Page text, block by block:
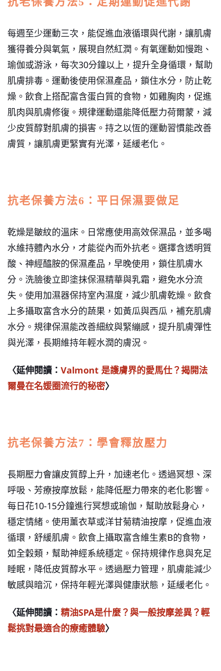
每週至少運動三次，能促進血液循環與代謝，讓肌膚
獲得養分與氧氣，展現自然紅潤。 有氧運動如慢跑、
瑜伽或游泳，每次30分鐘以上，提升全身循環，幫助
肌膚排毒。運動後使用保濕產品，鎖住水分，防止乾
燥。飲食上搭配富含蛋白質的食物，如雞胸肉，促進
肌肉與肌膚修復。規律運動還能降低壓力荷爾蒙，減
少皮質醇對肌膚的損害。持之以恆的運動習慣能改善
膚質，讓肌膚更緊實有光澤，延緩老化。
抗老保養方法6：平日保濕要做足
乾燥是皺紋的溫床。日常應使用高效保濕品，並多喝
水維持體內水分，才能從內而外抗老。 選擇含透明質
酸、神經醯胺的保濕產品，早晚使用，鎖住肌膚水
分。洗臉後立即塗抹保濕精華與乳霜，避免水分流
失。使用加濕器保持室內濕度，減少肌膚乾燥。飲食
上多攝取富含水分的蔬果，如黃瓜與西瓜，補充肌膚
水分。規律保濕能改善細紋與緊繃感，提升肌膚彈性
與光澤，長期維持年輕水潤的膚況。
〈延伸閱讀： Valmont 是護膚界的愛馬仕？揭開法
爾曼在名媛圈流行的秘密〉
抗老保養方法7：學會釋放壓力
長期壓力會讓皮質醇上升，加速老化。透過冥想、深
呼吸、芳療按摩放鬆，能降低壓力帶來的老化影響。
每日花10-15分鐘進行冥想或瑜伽，幫助放鬆身心，
穩定情緒。使用薰衣草或洋甘菊精油按摩，促進血液
循環，舒緩肌膚。飲食上攝取富含維生素B的食物，
如全穀類，幫助神經系統穩定。保持規律作息與充足
睡眠，降低皮質醇水平。透過壓力管理，肌膚能減少
敏感與暗沉，保持年輕光澤與健康狀態，延緩老化。
〈延伸閱讀： 精油SPA是什麼？與一般按摩差異？輕
鬆挑對最適合的療癒體驗〉